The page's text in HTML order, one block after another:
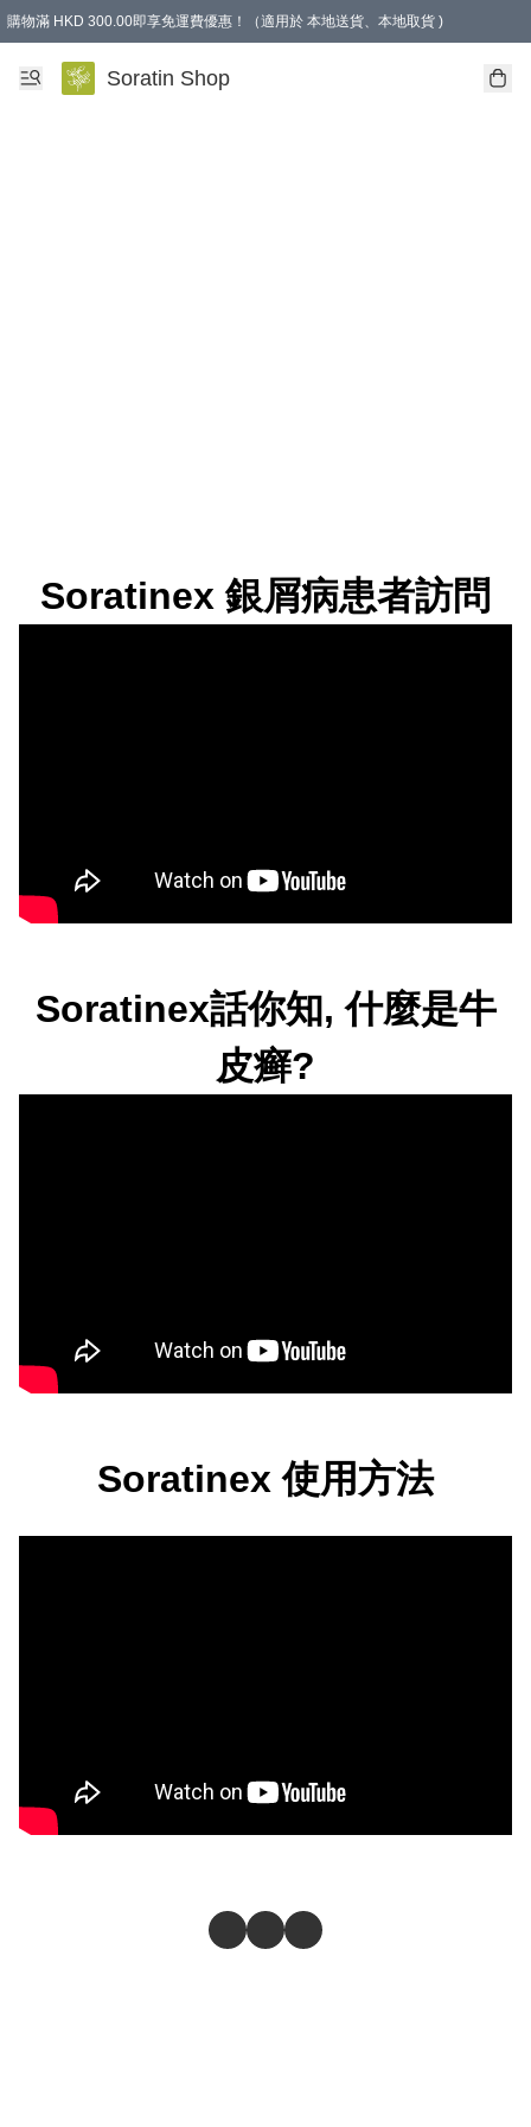
購物滿 HKD 300.00即享免運費優惠！（適用於 本地送貨、本地取貨 )
Soratin Shop
Soratinex 銀屑病患者訪問
Soratinex話你知, 什麼是牛
皮癣?
Soratinex 使用方法